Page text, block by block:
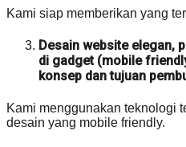
Kami siap memberikan yang
Desain website elegan,
di gadget (mobile
konsep dan tujuan
Kami menggunakan teknologi
desain yang mobile friendly.